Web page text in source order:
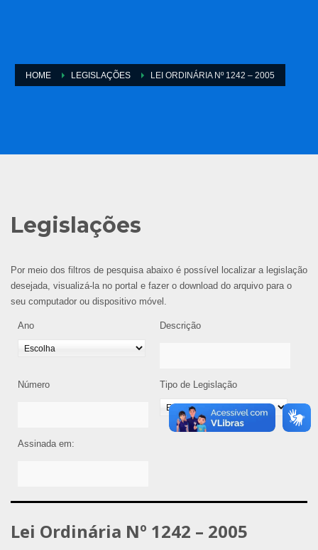
HOME LEGISLAÇÕES LEI ORDINÁRIA Nº 1242 – 2005
Legislações
Por meio dos filtros de pesquisa abaixo é possível localizar a legislação
desejada, visualizá-la no portal e fazer o download do arquivo para o
seu computador ou dispositivo móvel.
Ano Descrição
Número Tipo de Legislação
Assinada em:
Lei Ordinária Nº 1242 – 2005